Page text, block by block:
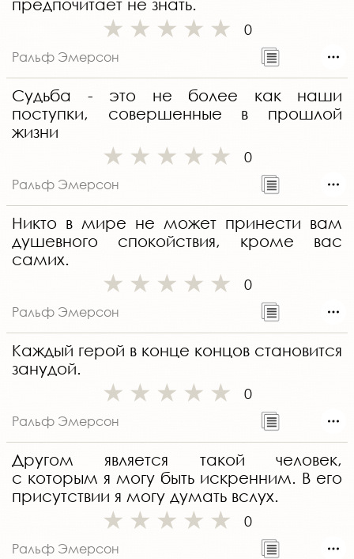
предпочитает не знать.
0
Ральф Эмерсон
Судьба - это не более как наши
поступки, совершенные в прошлой
жизни
0
Ральф Эмерсон
Никто в мире не может принести вам
душевного спокойствия, кроме вас
самих.
0
Ральф Эмерсон
Каждый герой в конце концов становится
занудой.
0
Ральф Эмерсон
Другом является такой человек,
с которым я могу быть искренним. В его
присутствии я могу думать вслух.
0
Ральф Эмерсон